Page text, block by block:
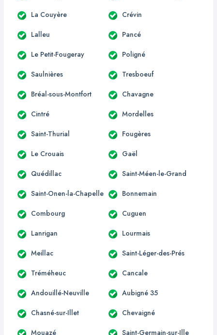
La Couyère Crévin
Lalleu Pancé
Le Petit-Fougeray Poligné
Saulnières Tresboeuf
Bréal-sous-Montfort Chavagne
Cintré Mordelles
Saint-Thurial Fougères
Le Crouais Gaël
Quédillac Saint-Méen-le-Grand
Saint-Onen-la-Chapelle Bonnemain
Combourg Cuguen
Lanrigan Lourmais
Meillac Saint-Léger-des-Prés
Tréméheuc Cancale
Andouillé-Neuville Aubigné 35
Chasné-sur-Illet Chevaigné
Mouazé Saint-Germain-sur-Ille